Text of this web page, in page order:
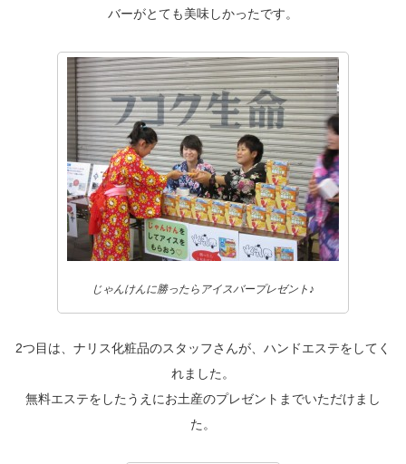
バーがとても美味しかったです。
じゃんけんに勝ったらアイスバープレゼント♪
2つ目は、ナリス化粧品のスタッフさんが、ハンドエステをしてく
れました。
無料エステをしたうえにお土産のプレゼントまでいただけまし
た。